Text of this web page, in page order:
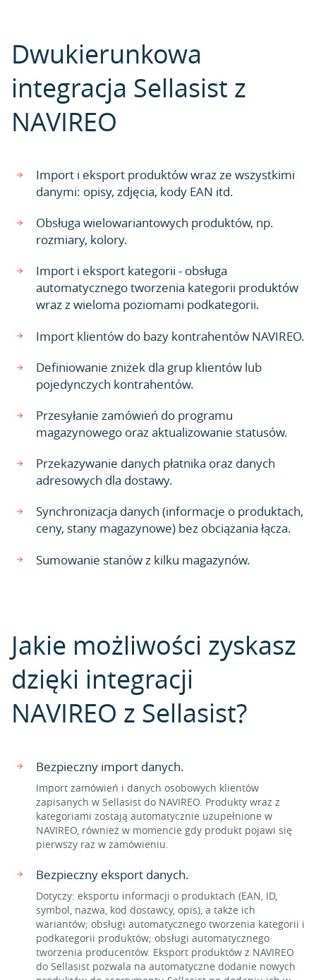
Dwukierunkowa
integracja Sellasist z
NAVIREO
Import i eksport produktów wraz ze wszystkimi
danymi: opisy, zdjęcia, kody EAN itd.
Obsługa wielowariantowych produktów, np.
rozmiary, kolory.
Import i eksport kategorii - obsługa
automatycznego tworzenia kategorii produktów
wraz z wieloma poziomami podkategorii.
Import klientów do bazy kontrahentów NAVIREO.
Definiowanie zniżek dla grup klientów lub
pojedynczych kontrahentów.
Przesyłanie zamówień do programu
magazynowego oraz aktualizowanie statusów.
Przekazywanie danych płatnika oraz danych
adresowych dla dostawy.
Synchronizacja danych (informacje o produktach,
ceny, stany magazynowe) bez obciążania łącza.
Sumowanie stanów z kilku magazynów.
Jakie możliwości zyskasz
dzięki integracji
NAVIREO z Sellasist?
Bezpieczny import danych.
Import zamówień i danych osobowych klientów
zapisanych w Sellasist do NAVIREO. Produkty wraz z
kategoriami zostają automatycznie uzupełnione w
NAVIREO, również w momencie gdy produkt pojawi się
pierwszy raz w zamówieniu.
Bezpieczny eksport danych.
Dotyczy: eksportu informacji o produktach (EAN, ID,
symbol, nazwa, kod dostawcy, opis), a także ich
wariantów; obsługi automatycznego tworzenia kategorii i
podkategorii produktów; obsługi automatycznego
tworzenia producentów. Eksport produktów z NAVIREO
do Sellasist pozwala na automatyczne dodanie nowych